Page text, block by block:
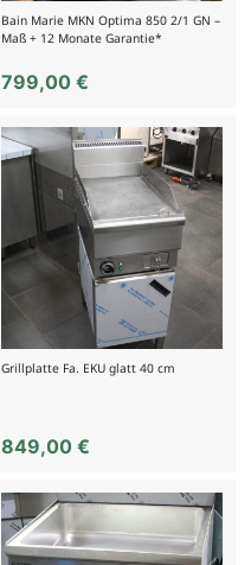
Bain Marie MKN Optima 850 2/1 GN –
Maß + 12 Monate Garantie*
799,00€
Grillplatte Fa. EKU glatt 40 cm
849,00€